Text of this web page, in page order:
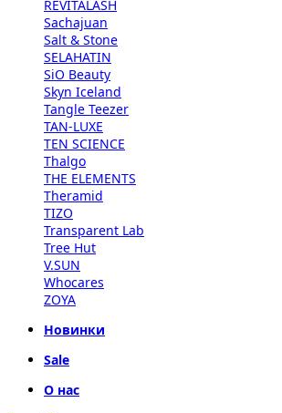
REVITALASH
Sachajuan
Salt & Stone
SELAHATIN
SiO Beauty
Skyn Iceland
Tangle Teezer
TAN-LUXE
TEN SCIENCE
Thalgo
THE ELEMENTS
Theramid
TIZO
Transparent Lab
Tree Hut
V.SUN
Whocares
ZOYA
Новинки
Sale
О нас